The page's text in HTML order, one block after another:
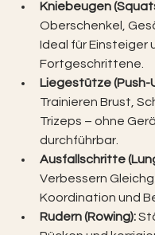
Kniebeugen
Oberschenkel,
Ideal für Einsteiger
Fortgeschrittene.
Liegestütze (Push-
Trainieren Brust,
Trizeps – ohne
durchführbar.
Ausfallschritte
Verbessern
Koordination und
Rudern (Rowing):